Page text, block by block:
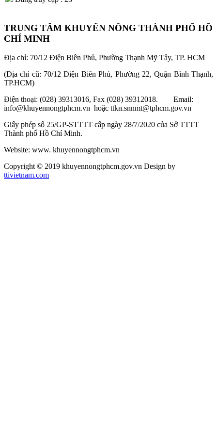
TRUNG TÂM KHUYẾN NÔNG THÀNH PHỐ HỒ
CHÍ MINH
Địa chỉ: 70/12 Điện Biên Phủ, Phường Thạnh Mỹ Tây, TP. HCM
(Địa chỉ cũ: 70/12 Điện Biên Phủ, Phường 22, Quận Bình Thạnh,
TP.HCM)
Điện thoại: (028) 39313016, Fax (028) 39312018. Email:
info@khuyennongtphcm.vn hoặc ttkn.snnmt@tphcm.gov.vn
Giấy phép số 25/GP-STTTT cấp ngày 28/7/2020 của Sở TTTT
Thành phố Hồ Chí Minh.
Website: www. khuyennongtphcm.vn
Copyright © 2019 khuyennongtphcm.gov.vn Design by
ttivietnam.com